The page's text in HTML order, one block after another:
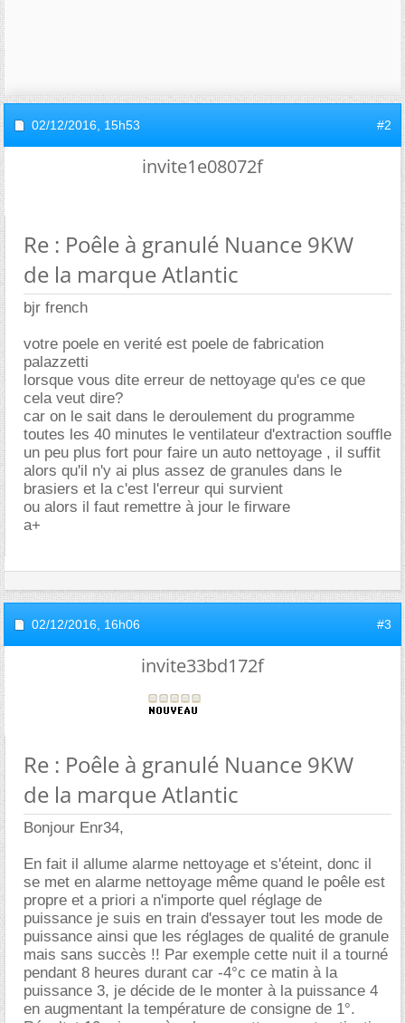
02/12/2016, 15h53 #2
invite1e08072f
Re : Poêle à granulé Nuance 9KW
de la marque Atlantic
bjr french
votre poele en verité est poele de fabrication
palazzetti
lorsque vous dite erreur de nettoyage qu'es ce que
cela veut dire?
car on le sait dans le deroulement du programme
toutes les 40 minutes le ventilateur d'extraction souffle
un peu plus fort pour faire un auto nettoyage , il suffit
alors qu'il n'y ai plus assez de granules dans le
brasiers et la c'est l'erreur qui survient
ou alors il faut remettre à jour le firware
a+
02/12/2016, 16h06 #3
invite33bd172f
Re : Poêle à granulé Nuance 9KW
de la marque Atlantic
Bonjour Enr34,
En fait il allume alarme nettoyage et s'éteint, donc il
se met en alarme nettoyage même quand le poêle est
propre et a priori a n'importe quel réglage de
puissance je suis en train d'essayer tout les mode de
puissance ainsi que les réglages de qualité de granule
mais sans succès !! Par exemple cette nuit il a tourné
pendant 8 heures durant car -4°c ce matin à la
puissance 3, je décide de le monter à la puissance 4
en augmentant la température de consigne de 1°.